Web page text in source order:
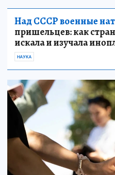
Над СССР военные
пришельцев: как
искала и изучала
НАУКА